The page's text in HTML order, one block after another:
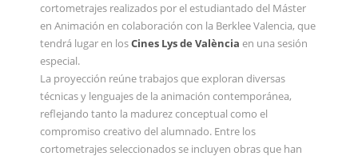
cortometrajes realizados por el estudiantado del Máster
en Animación en colaboración con la Berklee Valencia, que
tendrá lugar en losCines Lys de València en una sesión
especial.
La proyección reúne trabajos que exploran diversas
técnicas y lenguajes de la animación contemporánea,
reflejando tanto la madurez conceptual como el
compromiso creativo del alumnado. Entre los
cortometrajes seleccionados se incluyen obras que han